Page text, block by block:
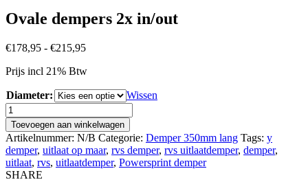
Ovale dempers 2x in/out
€178,95 - €215,95Prijsklasse:
tot
Prijs incl 21% Btw
Diameter:
Wissen
Ovale
dempers
2x
in/out
aantal
Toevoegen aan winkelwagen
Artikelnummer: N/B Categorie: Demper 350mm lang Tags: y
demper, uitlaat op maar, rvs demper, rvs uitlaatdemper, demper,
uitlaat, rvs, uitlaatdemper, Powersprint demper
SHARE